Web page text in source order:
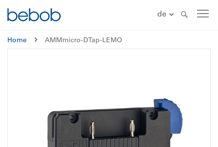
de
Home AMMmicro-DTap-LEMO